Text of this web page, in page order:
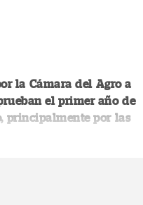
la Cámara del Agro a
el primer año de
principalmente por las